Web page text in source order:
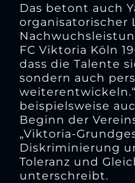
Das betont auch
organisatorischer
FC Viktoria Köln
dass die Talente
sondern auch
beispielsweise
Beginn der
„Viktoria-
Diskriminierung
Toleranz und
unterschreibt.